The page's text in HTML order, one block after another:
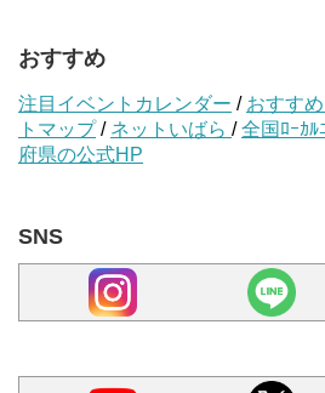
おすすめ
注目イベントカレンダー / おすす
トマップ/ ネットいばら /全国ﾛｰｶﾙ
府県の公式HP
SNS